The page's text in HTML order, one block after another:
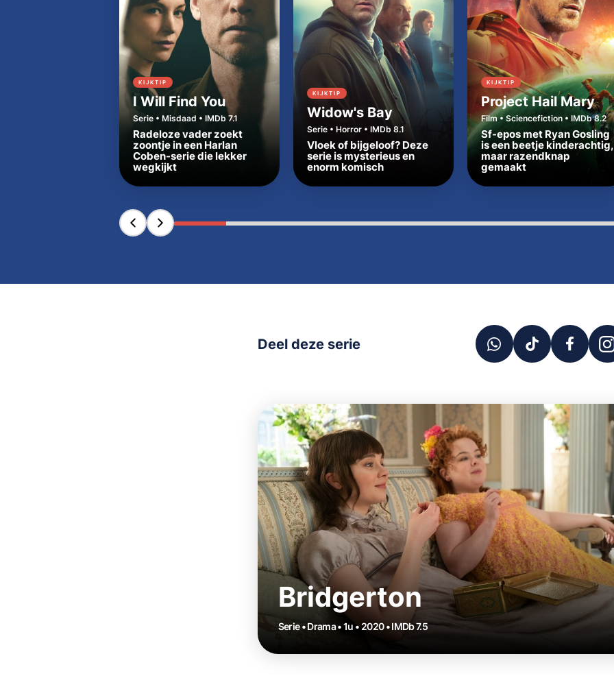
KIJKTIP
I Will Find You
Serie • Misdaad • IMDb 7.1
Radeloze vader zoekt
zoontje in een Harlan
Coben-serie die lekker
wegkijkt
KIJKTIP
Widow's Bay
Serie • Horror • IMDb 8.1
Vloek of bijgeloof? Deze
serie is mysterieus en
enorm komisch
KIJKTIP
Project Hail Mary
Film • Sciencefiction • IMDb 8.2
Sf-epos met Ryan Gosling
is een beetje kinderachtig,
maar razendknap
gemaakt
Deel deze serie
Bridgerton
Serie • Drama • 1u • 2020 • IMDb 7.5